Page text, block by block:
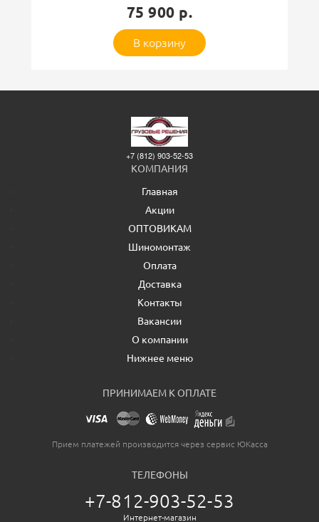
75 900 р.
В корзину
+7 (812) 903-52-53
КОМПАНИЯ
Главная
Акции
ОПТОВИКАМ
Шиномонтаж
Оплата
Доставка
Контакты
Вакансии
О компании
Нижнее меню
ПРИНИМАЕМ К ОПЛАТЕ
Прием платежей производится через сервис ЮКасса
ТЕЛЕФОНЫ
+7-812-903-52-53
Интернет-магазин